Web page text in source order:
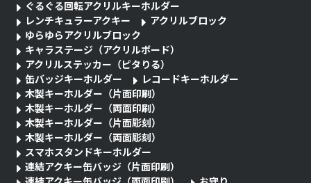
ぐるぐる回転アクリルキーホルダー
レンチキュラーアクキー
アクリルブロック
ゆらゆらアクリルブロック
キャラステージ（アクリルボード）
アクリルステッカー（ピタりる）
缶バッジキーホルダー
レコードキーホルダー
木製キーホルダー（片面印刷）
木製キーホルダー（両面印刷）
木製キーホルダー（片面彫刻）
木製キーホルダー（両面彫刻）
スマホスタンドキーホルダー
連結アクキー缶バッジ（片面印刷）